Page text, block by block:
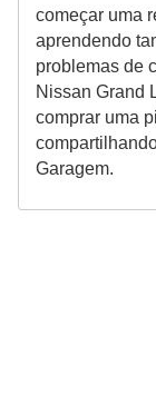
começar uma
aprendendo
problemas de
Nissan Grand
comprar uma
Garagem.